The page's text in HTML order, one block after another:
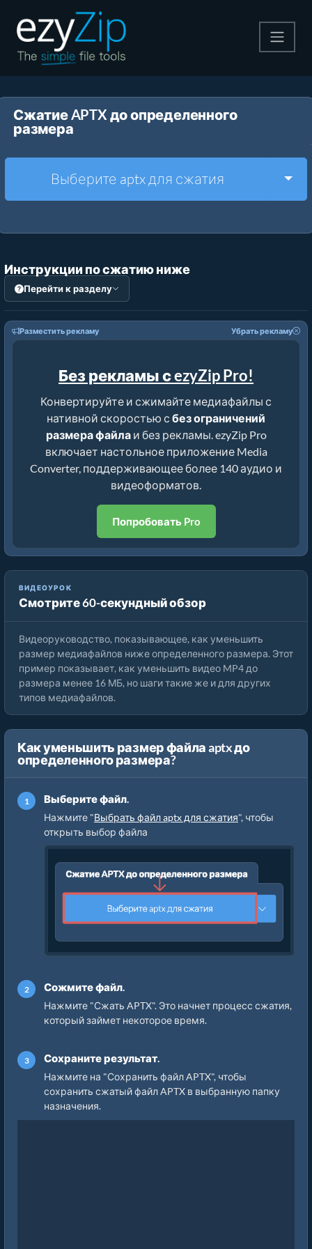
Pаспаковывайте
Другие инструменты
Сжатие APTX до определенного
размера
Выберите aptx для сжатия
Инструкции по сжатию ниже
Перейти к разделу
Разместить рекламу Убрать рекламу
Без рекламы с ezyZip Pro!
Конвертируйте и сжимайте медиафайлы с
нативной скоростью с без ограничений
размера файлаи без рекламы. ezyZip Pro
включает настольное приложение Media
Converter, поддерживающее более 140 аудио и
видеоформатов.
Попробовать Pro
ВИДЕОУРОК
Смотрите 60-секундный обзор
Как уменьшить MP4 до 16 МБ (Простое руководство)
Видеоруководство, показывающее, как уменьшить
размер медиафайлов ниже определенного размера. Этот
пример показывает, как уменьшить видео MP4 до
размера менее 16 МБ, но шаги такие же и для других
типов медиафайлов.
Как уменьшить размер файла aptx до
определенного размера?
Выберите файл.
Нажмите "Выбрать файл aptx для сжатия", чтобы
открыть выбор файла
Сожмите файл.
Нажмите "Сжать APTX". Это начнет процесс сжатия,
который займет некоторое время.
Сохраните результат.
Нажмите на "Сохранить файл APTX", чтобы
сохранить сжатый файл APTX в выбранную папку
назначения.